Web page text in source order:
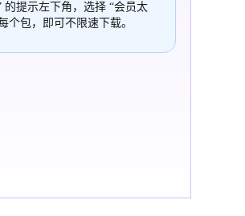
的提示左下角，选择 “会员太
个包，即可不限速下载。